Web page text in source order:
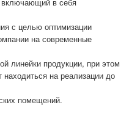
с целью оптимизации
на современные
линейки продукции, при этом
на реализации до
помещений.